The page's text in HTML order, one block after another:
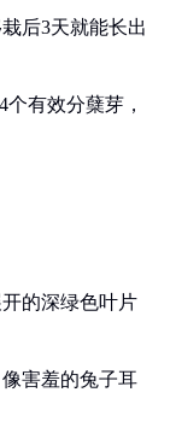
后3天就能长出
个有效分蘖芽，
的深绿色叶片
害羞的兔子耳